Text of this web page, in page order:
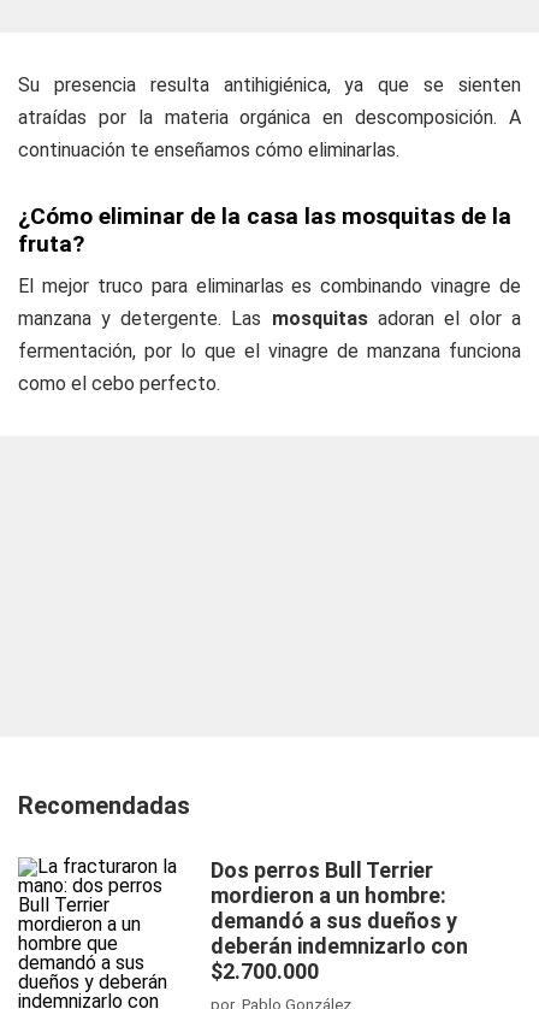
Su presencia resulta antihigiénica, ya que se sienten
atraídas por la materia orgánica en descomposición. A
continuación te enseñamos cómo eliminarlas.
¿Cómo eliminar de la casa las mosquitas de la
fruta?
El mejor truco para eliminarlas es combinando vinagre de
manzana y detergente. Las mosquitas adoran el olor a
fermentación, por lo que el vinagre de manzana funciona
como el cebo perfecto.
Recomendadas
Dos perros Bull Terrier
mordieron a un hombre:
demandó a sus dueños y
deberán indemnizarlo con
$2.700.000
por Pablo González